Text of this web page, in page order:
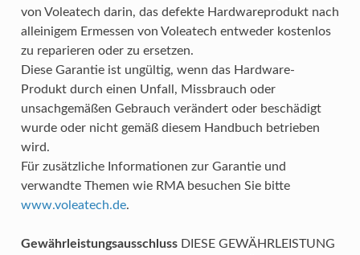
von Voleatech darin, das defekte Hardwareprodukt nach
alleinigem Ermessen von Voleatech entweder kostenlos
zu reparieren oder zu ersetzen.
Diese Garantie ist ungültig, wenn das Hardware-
Produkt durch einen Unfall, Missbrauch oder
unsachgemäßen Gebrauch verändert oder beschädigt
wurde oder nicht gemäß diesem Handbuch betrieben
wird.
Für zusätzliche Informationen zur Garantie und
verwandte Themen wie RMA besuchen Sie bitte
www.voleatech.de.
GewährleistungsausschlussDIESE GEWÄHRLEISTUNG